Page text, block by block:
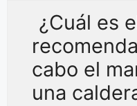
¿Cuál es
cabo el
una